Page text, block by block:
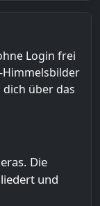
Login frei
Himmelsbilder
über das
Die
und